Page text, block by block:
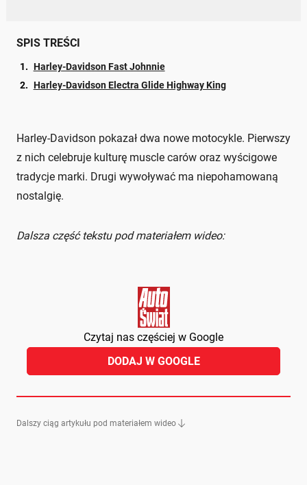
SPIS TREŚCI
Harley-Davidson Fast Johnnie
Harley-Davidson Electra Glide Highway King
Harley-Davidson pokazał dwa nowe motocykle. Pierwszy
z nich celebruje kulturę muscle carów oraz wyścigowe
tradycje marki. Drugi wywoływać ma niepohamowaną
nostalgię.
Dalsza część tekstu pod materiałem wideo:
Czytaj nas częściej w Google
DODAJ W GOOGLE
Dalszy ciąg artykułu pod materiałem wideo